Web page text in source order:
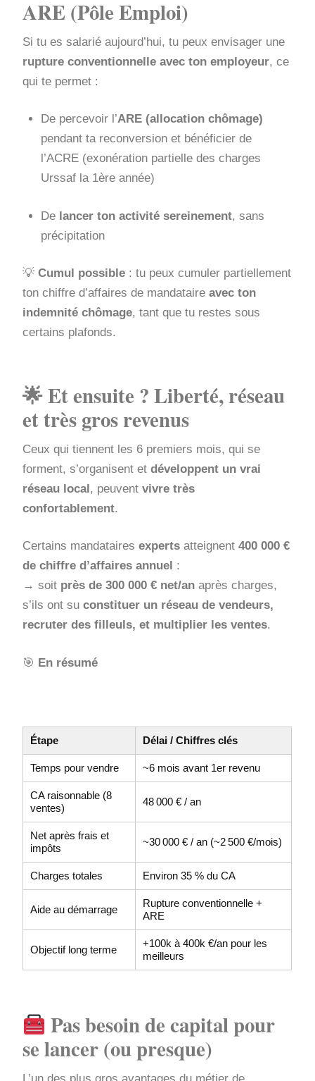
ARE (Pôle Emploi)
Si tu es salarié aujourd’hui, tu peux envisager une
rupture conventionnelle avec ton employeur, ce
qui te permet :
De percevoir l’ARE (allocation chômage)
pendant ta reconversion et bénéficier de
l’ACRE (exonération partielle des charges
Urssaf la 1ère année)
De lancer ton activité sereinement, sans
précipitation
💡Cumul possible : tu peux cumuler partiellement
ton chiffre d’affaires de mandataireavec ton
indemnité chômage, tant que tu restes sous
certains plafonds.
🌟 Et ensuite ? Liberté, réseau
et très gros revenus
Ceux qui tiennent les 6 premiers mois, qui se
forment, s’organisent etdéveloppent un vrai
réseau local, peuventvivre très
confortablement.
Certains mandatairesexpertsatteignent400 000 €
de chiffre d’affaires annuel :
→ soit près de 300 000 € net/an après charges,
s’ils ont suconstituer un réseau de vendeurs,
recruter des filleuls, et multiplier les ventes.
🎯 En résumé
Étape Délai / Chiffres clés
Temps pour vendre ~6 mois avant 1er revenu
CA raisonnable (8
ventes)
48 000 € / an
Net après frais et
impôts
~30 000 € / an (~2 500 €/mois)
Charges totales Environ 35 % du CA
Aide au démarrage
Rupture conventionnelle +
ARE
Objectif long terme
+100k à 400k €/an pour les
meilleurs
Pas besoin de capital pour
se lancer (ou presque)